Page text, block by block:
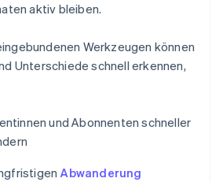
aktiv bleiben.
Werkzeugen können
Unterschiede schnell erkennen,
und Abonnenten schneller
Abwanderung